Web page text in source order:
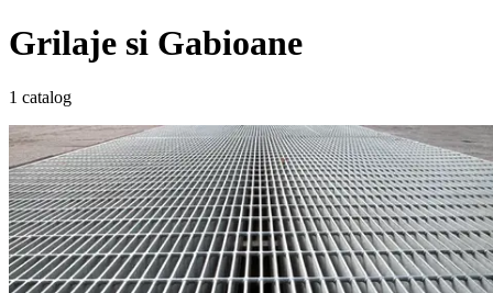
Grilaje si Gabioane
1 catalog